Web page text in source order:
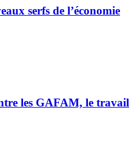
serfs de l’économie
les GAFAM, le travail